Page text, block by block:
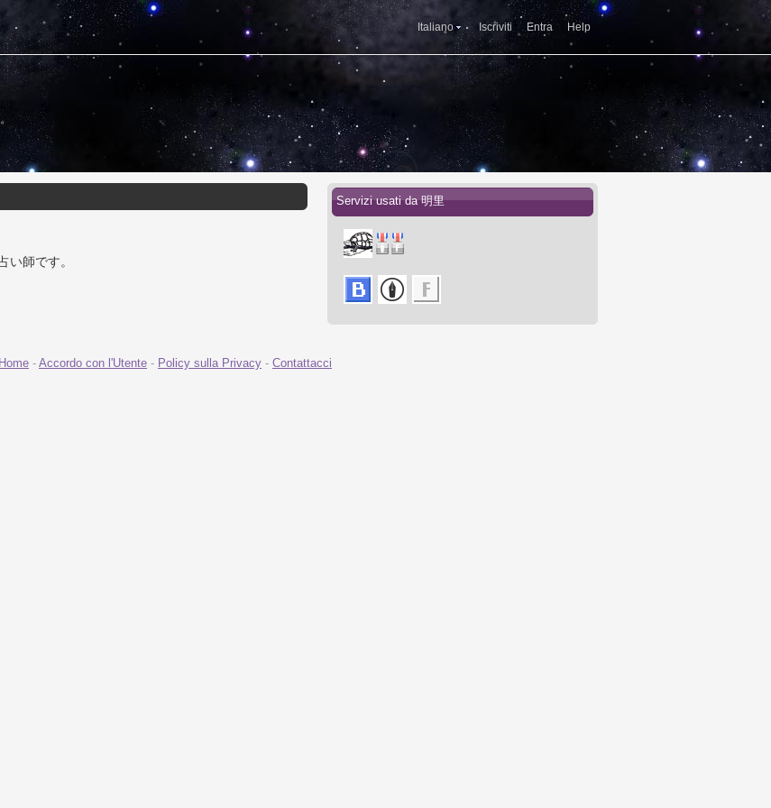
Italiano Iscriviti Entra Help
い師です。
Servizi usati da 明里
Home - Accordo con l'Utente - Policy sulla Privacy - Contattacci